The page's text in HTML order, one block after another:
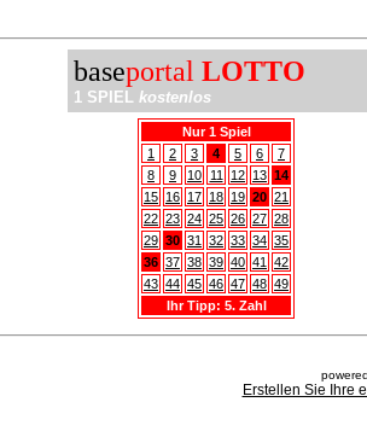
baseportal LOTTO
1 SPIEL kostenlos
Nur 1 Spiel
1
2 3 4 5 6
7
8
9 10 11 12 13 14
15 16 17 18 19 20 21
22 23 24 25 26 27 28
29 30 31 32 33 34 35
36 37 38 39 40 41
42
43 44 45 46 47 48 49
Ihr Tipp: 5. Zahl
Erstellen Sie Ihre